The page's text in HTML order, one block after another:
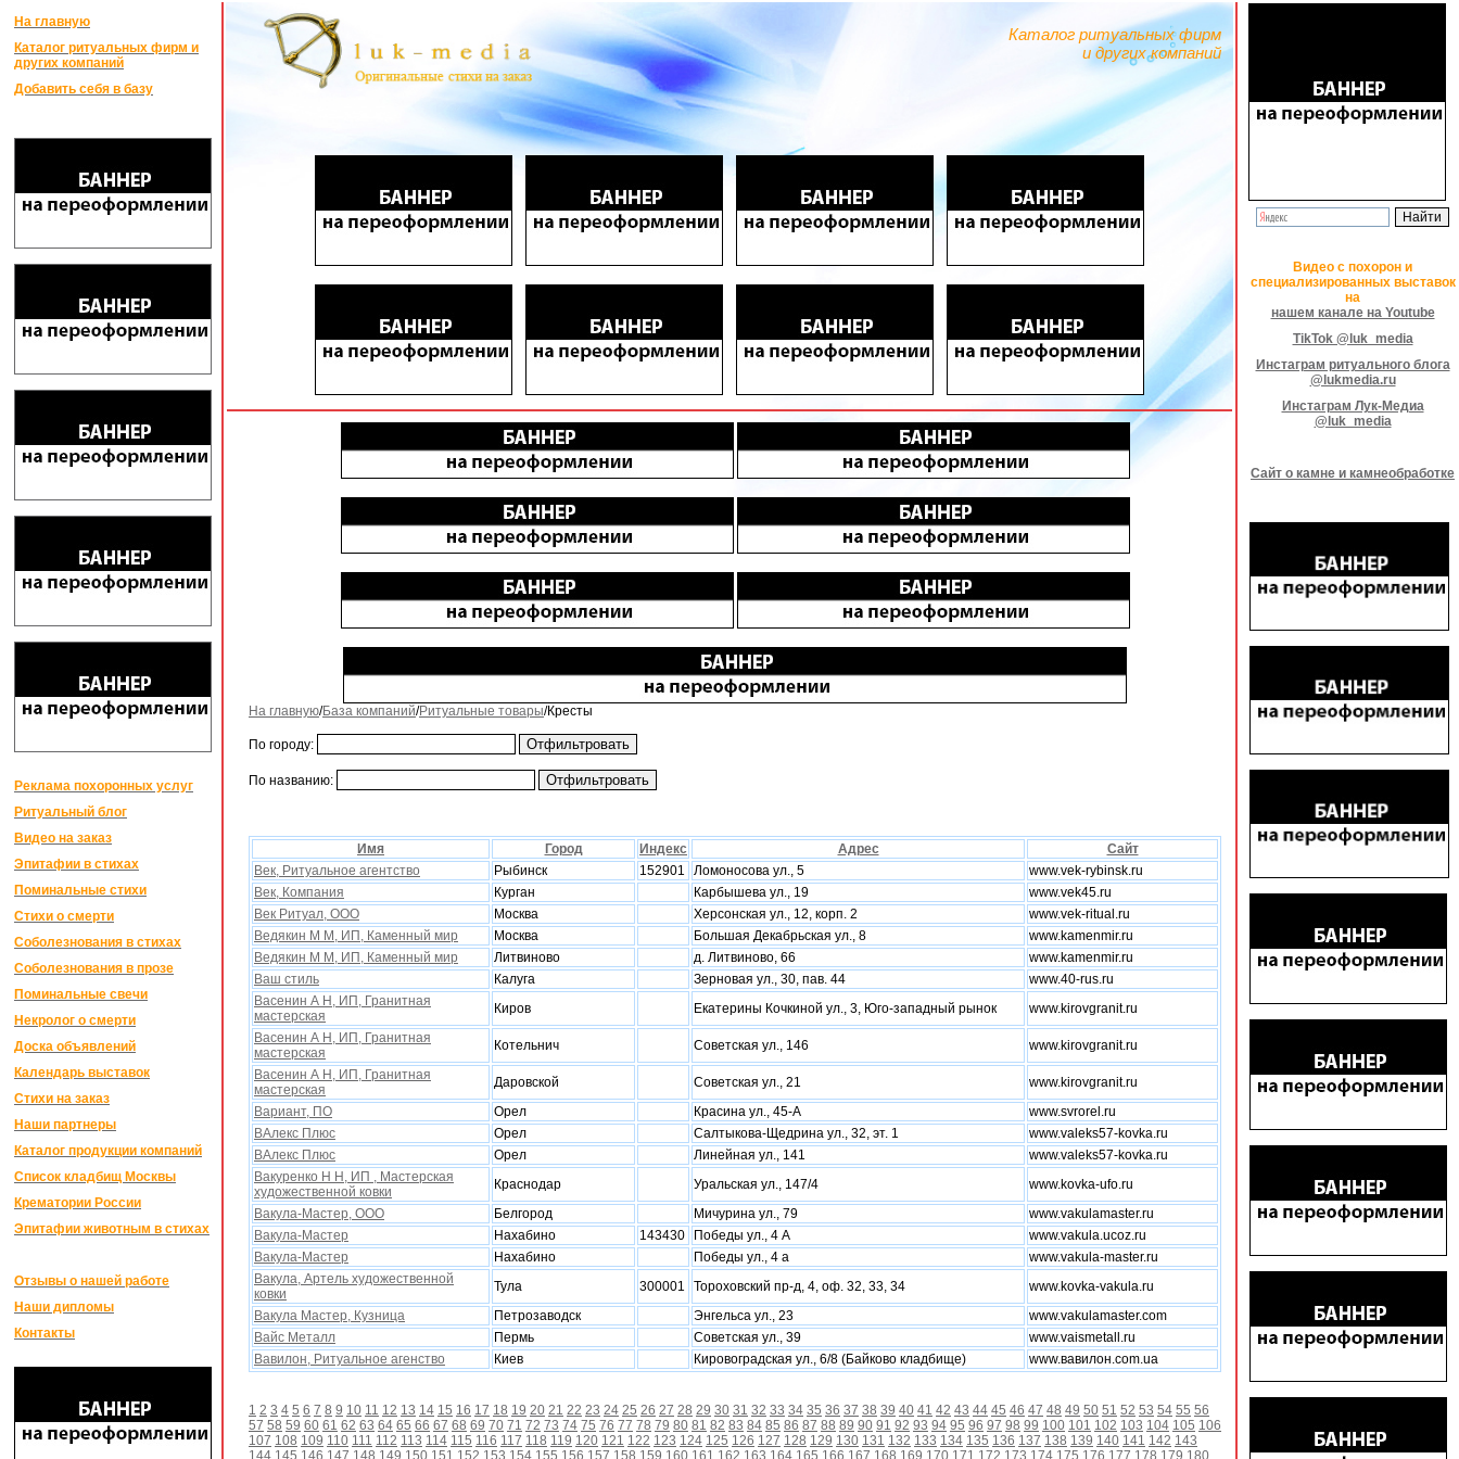
На главную
Каталог ритуальных фирм и
других компаний
Добавить себя в базу
Реклама похоронных услуг
Ритуальный блог
Видео на заказ
Эпитафии в стихах
Поминальные стихи
Стихи о смерти
Соболезнования в стихах
Соболезнования в прозе
Поминальные свечи
Некролог о смерти
Доска объявлений
Календарь выставок
Стихи на заказ
Наши партнеры
Каталог продукции компаний
Список кладбищ Москвы
Крематории России
Эпитафии животным в стихах
Отзывы о нашей работе
Наши дипломы
Контакты
Каталог ритуальных фирм
и других компаний
На главную/База компаний/Ритуальные товары/Кресты
По городу:
По названию:
Имя Город Индекс Адрес
Сайт
Век, Ритуальное агентство
Рыбинск 152901 Ломоносова ул., 5
www.vek-rybinsk.ru
Век, Компания
Курган Карбышева ул., 19
www.vek45.ru
Век Ритуал, ООО
Москва Херсонская ул., 12, корп. 2
www.vek-ritual.ru
Ведякин М М, ИП, Каменный мир
Москва Большая Декабрьская ул., 8
www.kamenmir.ru
Ведякин М М, ИП, Каменный мир
Литвиново д. Литвиново, 66
www.kamenmir.ru
Ваш стиль
Калуга Зерновая ул., 30, пав. 44
www.40-rus.ru
Васенин А Н, ИП, Гранитная
мастерская
Киров Екатерины Кочкиной ул., 3, Юго-западный рынок
www.kirovgranit.ru
Васенин А Н, ИП, Гранитная
мастерская
Котельнич Советская ул., 146
www.kirovgranit.ru
Васенин А Н, ИП, Гранитная
мастерская
Даровской Советская ул., 21
www.kirovgranit.ru
Вариант, ПО
Орел Красина ул., 45-А
www.svrorel.ru
ВАлекс Плюс
Орел Салтыкова-Щедрина ул., 32, эт. 1
www.valeks57-kovka.ru
ВАлекс Плюс
Орел Линейная ул., 141
www.valeks57-kovka.ru
Вакуренко Н Н, ИП , Мастерская
xудожественной ковки
Краснодар Уральская ул., 147/4
www.kovka-ufo.ru
Вакула-Мастер, ООО
Белгород Мичурина ул., 79
www.vakulamaster.ru
Вакула-Мастер
Нахабино 143430 Победы ул., 4 А
www.vakula.ucoz.ru
Вакула-Мастер
Нахабино Победы ул., 4 а
www.vakula-master.ru
Вакула, Артель xудожественной
ковки
Тула 300001 Тороховский пр-д, 4, оф. 32, 33, 34
www.kovka-vakula.ru
Вакула Мастер, Кузница
Петрозаводск Энгельса ул., 23
www.vakulamaster.com
Вайс Металл
Пермь Советская ул., 39
www.vaismetall.ru
Вавилон, Ритуальное агенство
Киев Кировоградская ул., 6/8 (Байково кладбище) www.вавилон.com.ua
1 2 3 4 5 6 7 8 9 10 11 12 13 14 15 16 17 18 19 20 21 22 23 24 25 26 27 28 29 30 31 32 33 34 35 36 37 38 39 40 41 42 43 44 45 46 47 48 49 50 51 52 53 54 55 56
57 58 59 60 61 62 63 64 65 66 67 68 69 70 71 72 73 74 75 76 77 78 79 80 81 82 83 84 85 86 87 88 89 90 91 92 93 94 95 96 97 98 99 100 101 102 103 104 105 106
107 108 109 110 111 112 113 114 115 116 117 118 119 120 121 122 123 124 125 126 127 128 129 130 131 132 133 134 135 136 137 138 139 140 141 142 143
144 145 146 147 148 149 150 151 152 153 154 155 156 157 158 159 160 161 162 163 164 165 166 167 168 169 170 171 172 173 174 175 176 177 178 179 180
Видео с похорон и
специализированных выставок
на
нашем канале на Youtube
TikTok @luk_media
Инстаграм ритуального блога
@lukmedia.ru
Инстаграм Лук-Медиа
@luk_media
Сайт о камне и камнеобработке